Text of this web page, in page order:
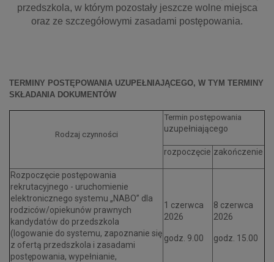
przedszkola, w którym pozostały jeszcze wolne miejsca
oraz ze szczegółowymi zasadami postępowania.
TERMINY POSTĘPOWANIA UZUPEŁNIAJĄCEGO, W TYM TERMINY
SKŁADANIA DOKUMENTÓW
Rodzaj czynności
Termin postępowania
uzupełniającego
rozpoczęcie zakończenie
Rozpoczęcie postępowania
rekrutacyjnego - uruchomienie
elektronicznego systemu „NABO” dla
rodziców/opiekunów prawnych
kandydatów do przedszkola
(logowanie do systemu, zapoznanie się
z ofertą przedszkola i zasadami
postępowania, wypełnianie,
1 czerwca
2026
godz. 9.00
8 czerwca
2026
godz. 15.00